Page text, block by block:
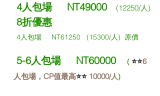
4人包場 NT49000 (12250/人)
8折優惠
4人包場 NT61250 (15300/人) 原價
5-6人包場 NT60000 ( ⭐️⭐️6
人包場，CP值最高⭐️⭐️ 10000/人)